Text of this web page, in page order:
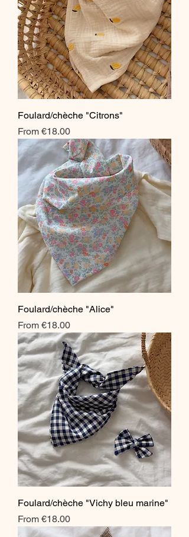
Foulard/chèche "Citrons"
From €18.00
Sale Price
Foulard/chèche "Alice"
From €18.00
Sale Price
Foulard/chèche "Vichy bleu marine"
From €18.00
Sale Price